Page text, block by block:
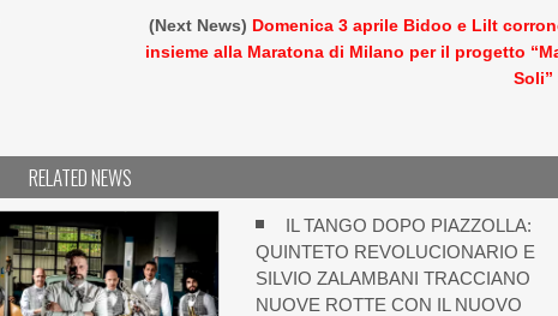
(Next News) Domenica 3 aprile Bidoo e Lilt
insieme alla Maratona di Milano per il progetto
Soli”
RELATED NEWS
IL TANGO DOPO PIAZZOLLA:
QUINTETO REVOLUCIONARIO E
SILVIO ZALAMBANI TRACCIANO
NUOVE ROTTE CON IL NUOVO